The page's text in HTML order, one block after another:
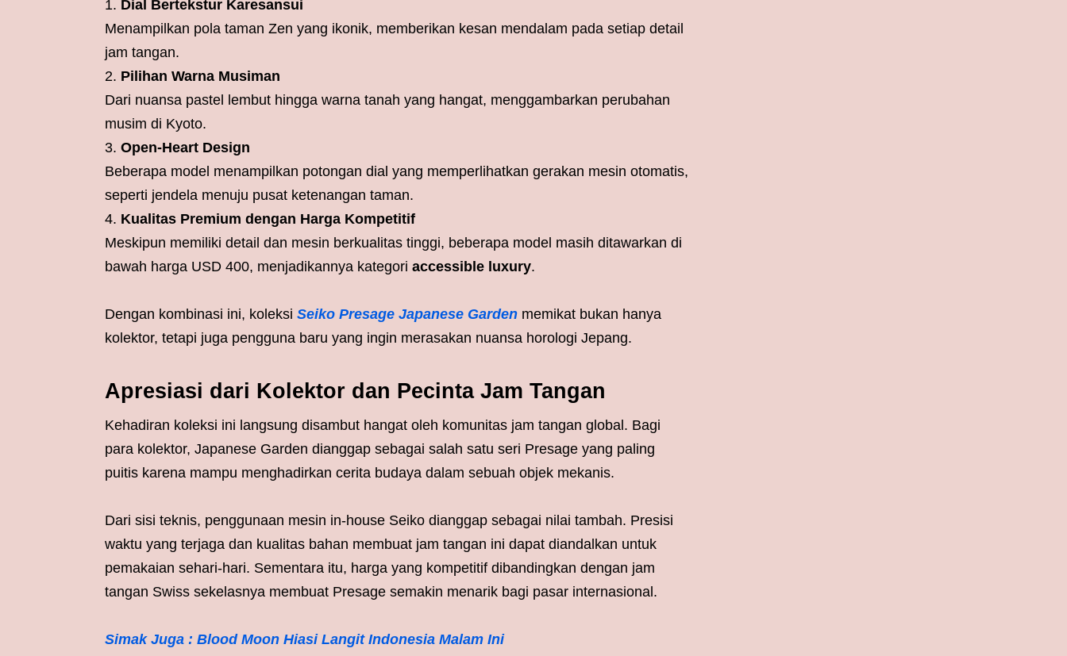
Dial Bertekstur Karesansui
Menampilkan pola taman Zen yang ikonik, memberikan kesan mendalam pada setiap detail
jam tangan.
Pilihan Warna Musiman
Dari nuansa pastel lembut hingga warna tanah yang hangat, menggambarkan perubahan
musim di Kyoto.
Open-Heart Design
Beberapa model menampilkan potongan dial yang memperlihatkan gerakan mesin otomatis,
seperti jendela menuju pusat ketenangan taman.
Kualitas Premium dengan Harga Kompetitif
Meskipun memiliki detail dan mesin berkualitas tinggi, beberapa model masih ditawarkan di
bawah harga USD 400, menjadikannya kategori accessible luxury.
Dengan kombinasi ini, koleksi Seiko Presage Japanese Garden memikat bukan hanya
kolektor, tetapi juga pengguna baru yang ingin merasakan nuansa horologi Jepang.
Apresiasi dari Kolektor dan Pecinta Jam Tangan
Kehadiran koleksi ini langsung disambut hangat oleh komunitas jam tangan global. Bagi
para kolektor, Japanese Garden dianggap sebagai salah satu seri Presage yang paling
puitis karena mampu menghadirkan cerita budaya dalam sebuah objek mekanis.
Dari sisi teknis, penggunaan mesin in-house Seiko dianggap sebagai nilai tambah. Presisi
waktu yang terjaga dan kualitas bahan membuat jam tangan ini dapat diandalkan untuk
pemakaian sehari-hari. Sementara itu, harga yang kompetitif dibandingkan dengan jam
tangan Swiss sekelasnya membuat Presage semakin menarik bagi pasar internasional.
Simak Juga : Blood Moon Hiasi Langit Indonesia Malam Ini